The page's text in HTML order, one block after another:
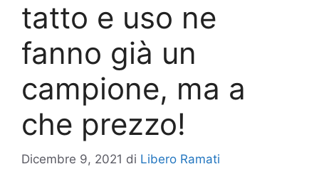
tatto e uso ne
fanno già un
campione, ma a
che prezzo!
Dicembre 9, 2021 di Libero Ramati